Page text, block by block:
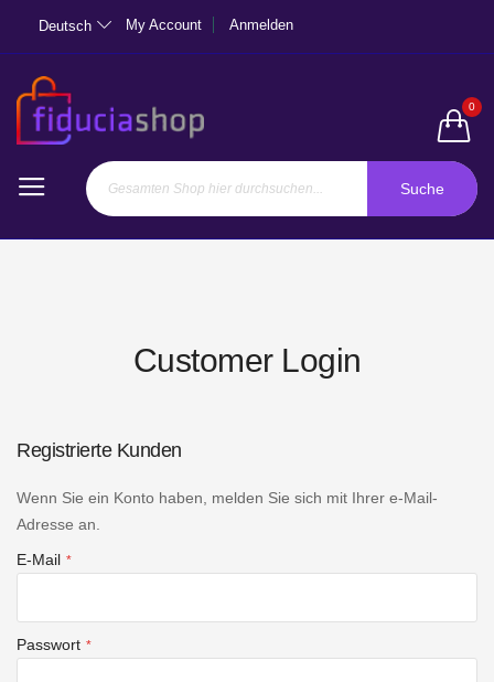
Deutsch My Account Anmelden
0
Suche
Customer Login
Registrierte Kunden
Wenn Sie ein Konto haben, melden Sie sich mit Ihrer e-Mail-
Adresse an.
E-Mail
Passwort